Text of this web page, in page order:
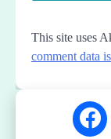
This site uses
comment data